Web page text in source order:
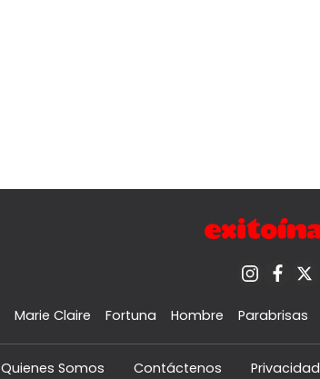
Marie Claire Fortuna Hombre Parabrisas
Quienes Somos Contáctenos Privacidad